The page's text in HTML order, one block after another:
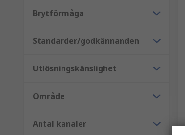
Brytförmåga
Standarder/godkännanden
Utlösningskänslighet
Område
Antal kanaler